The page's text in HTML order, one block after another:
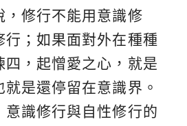
，修行不能用意識修
行；如果面對外在種種
四，起憎愛之心，就是
是還停留在意識界。
意識修行與自性修行的